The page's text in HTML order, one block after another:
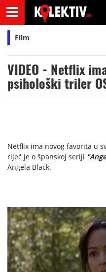
Film
VIDEO - Netflix
psihološki triler
Netflix ima novog favorita u
riječ je o španskoj seriji
Angela Black.